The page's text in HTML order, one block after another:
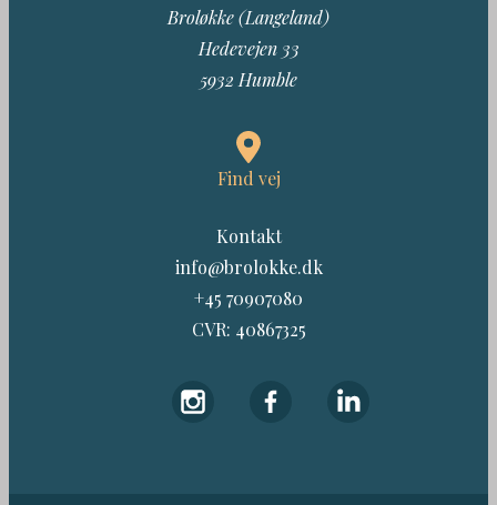
Broløkke (Langeland)
Hedevejen 33
5932 Humble
Find vej
Kontakt
info@brolokke.dk
+45 70907080
CVR: 40867325